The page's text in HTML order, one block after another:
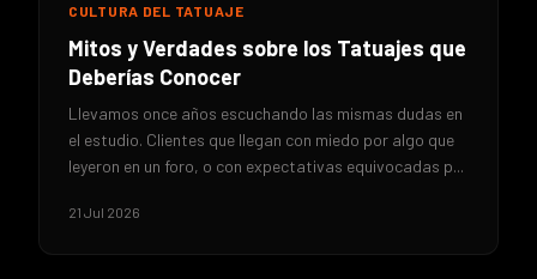
CULTURA DEL TATUAJE
Mitos y Verdades sobre los Tatuajes que
Deberías Conocer
Llevamos once años escuchando las mismas dudas en
el estudio. Clientes que llegan con miedo por algo que
leyeron en un foro, o con expectativas equivocadas p...
21 Jul 2026